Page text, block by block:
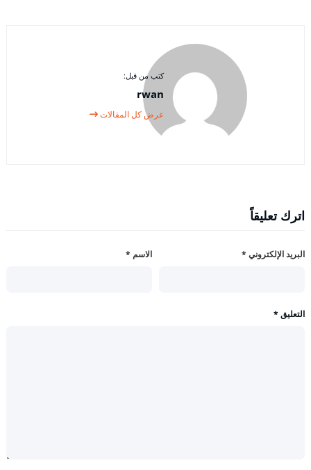
كتب من قبل:
rwan
عرض كل المقالات
اترك تعليقاً
الاسم * البريد الإلكتروني *
التعليق *